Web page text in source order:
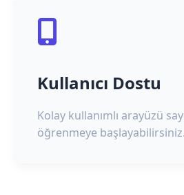
Kullanıcı Dostu
Kolay kullanımlı arayüzü
öğrenmeye başlayabilirsiniz.